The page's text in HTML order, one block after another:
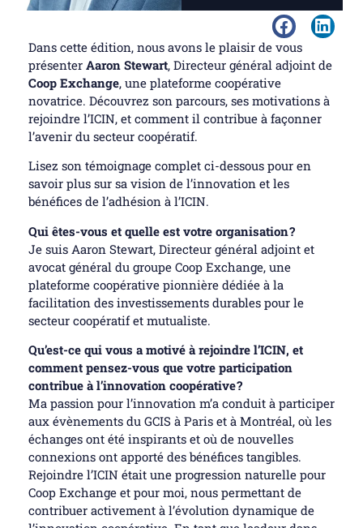
Dans cette édition, nous avons le plaisir de vous
présenter Aaron Stewart, Directeur général adjoint de
Coop Exchange, une plateforme coopérative
novatrice. Découvrez son parcours, ses motivations à
rejoindre l’ICIN, et comment il contribue à façonner
l’avenir du secteur coopératif.
Lisez son témoignage complet ci-dessous pour en
savoir plus sur sa vision de l’innovation et les
bénéfices de l’adhésion à l’ICIN.
Qui êtes-vous et quelle est votre organisation ?
Je suis Aaron Stewart, Directeur général adjoint et
avocat général du groupe Coop Exchange, une
plateforme coopérative pionnière dédiée à la
facilitation des investissements durables pour le
secteur coopératif et mutualiste.
Qu’est-ce qui vous a motivé à rejoindre l’ICIN, et
comment pensez-vous que votre participation
contribue à l’innovation coopérative ?
Ma passion pour l’innovation m’a conduit à participer
aux évènements du GCIS à Paris et à Montréal, où les
échanges ont été inspirants et où de nouvelles
connexions ont apporté des bénéfices tangibles.
Rejoindre l’ICIN était une progression naturelle pour
Coop Exchange et pour moi, nous permettant de
contribuer activement à l’évolution dynamique de